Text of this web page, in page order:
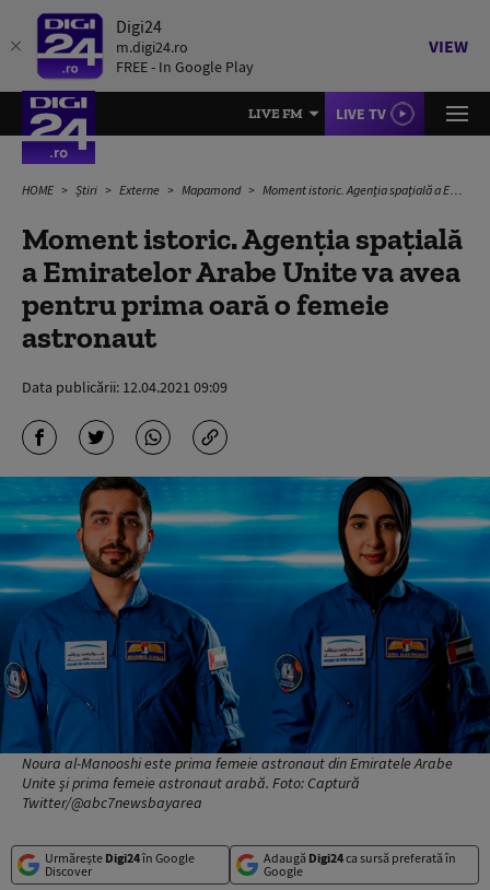
Digi24
m.digi24.ro
FREE - In Google Play
VIEW
LIVE FM LIVE TV
HOME Știri Externe Mapamond Moment istoric. Agenția spațială a Emiratelor Arabe Unite va avea pentru prima oară o femeie astronaut
Moment istoric. Agenția spațială
a Emiratelor Arabe Unite va avea
pentru prima oară o femeie
astronaut
Data publicării: 12.04.2021 09:09
Noura al-Manooshi este prima femeie astronaut din Emiratele Arabe
Unite și prima femeie astronaut arabă. Foto: Captură
Twitter/@abc7newsbayarea
Urmărește Digi24în Google
Discover
Adaugă Digi24ca sursă preferată în
Google